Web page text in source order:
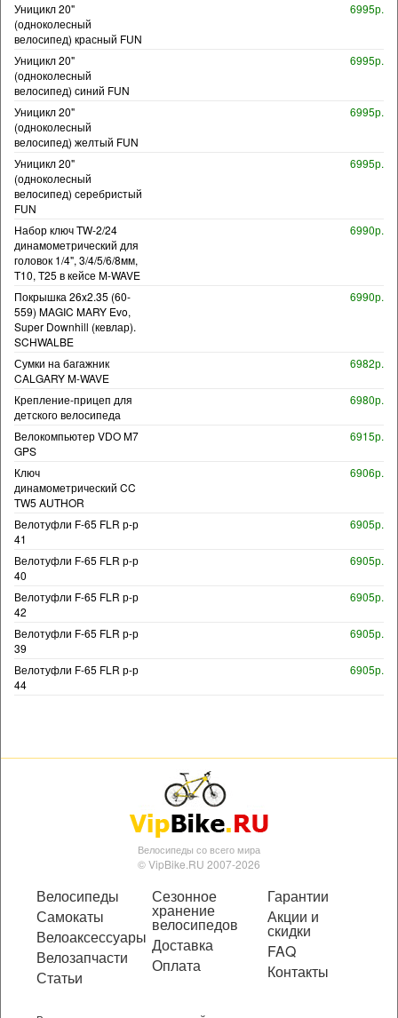
Уницикл 20"
(одноколесный
велосипед) красный FUN
6995р.
Уницикл 20"
(одноколесный
велосипед) синий FUN
6995р.
Уницикл 20"
(одноколесный
велосипед) желтый FUN
6995р.
Уницикл 20"
(одноколесный
велосипед) серебристый
FUN
6995р.
Набор ключ TW-2/24
динамометрический для
головок 1/4", 3/4/5/6/8мм,
T10, T25 в кейсе M-WAVE
6990р.
Покрышка 26x2.35 (60-
559) MAGIC MARY Evo,
Super Downhill (кевлар).
SCHWALBE
6990р.
Сумки на багажник
CALGARY M-WAVE
6982р.
Крепление-прицеп для
детского велосипеда
6980р.
Велокомпьютер VDO M7
GPS
6915р.
Ключ
динамометрический CC
TW5 AUTHOR
6906р.
Велотуфли F-65 FLR р-р
41
6905р.
Велотуфли F-65 FLR р-р
40
6905р.
Велотуфли F-65 FLR р-р
42
6905р.
Велотуфли F-65 FLR р-р
39
6905р.
Велотуфли F-65 FLR р-р
44
6905р.
Велосипеды со всего мира
© VipBike.RU 2007-2026
Велосипеды
Самокаты
Велоаксессуары
Велозапчасти
Статьи
Сезонное
хранение
велосипедов
Доставка
Оплата
Гарантии
Акции и
скидки
FAQ
Контакты